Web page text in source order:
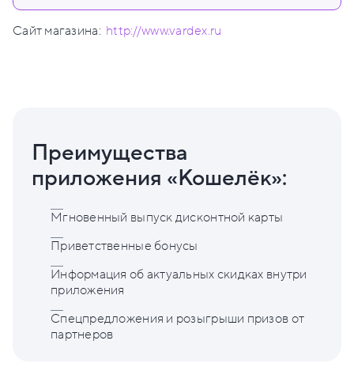
Сайт магазина: http://www.vardex.ru
Преимущества
приложения «Кошелёк»:
Мгновенный выпуск дисконтной карты
Приветственные бонусы
Информация об актуальных скидках внутри
приложения
Спецпредложения и розыгрыши призов от
партнеров